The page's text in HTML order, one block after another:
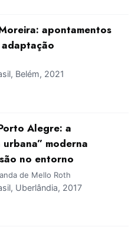
apontamentos
Belém, 2021
Alegre: a
moderna
no entorno
de Mello Roth
Uberlândia, 2017